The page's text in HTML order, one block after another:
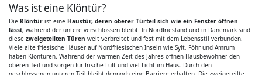
Was ist eine Klöntür?
Die Klöntür ist eine Haustür, deren oberer Türteil sich wie ein Fenster öffnen
lässt, während der untere verschlossen bleibt. In Nordfriesland und in Dänemark sind
diese zweigeteilten Türen weit verbreitet und fest mit dem Lebensstil verbunden.
Viele alte friesische Häuser auf Nordfriesischen Inseln wie Sylt, Föhr und Amrum
haben Klöntüren. Während der warmen Zeit des Jahres öffnen Hausbewohner den
oberen Teil und sorgen für frische Luft und viel Licht im Haus. Durch den